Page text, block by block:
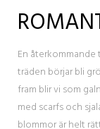
En återkommande
träden börjar bli
fram blir vi som
med scarfs och
blommor är helt